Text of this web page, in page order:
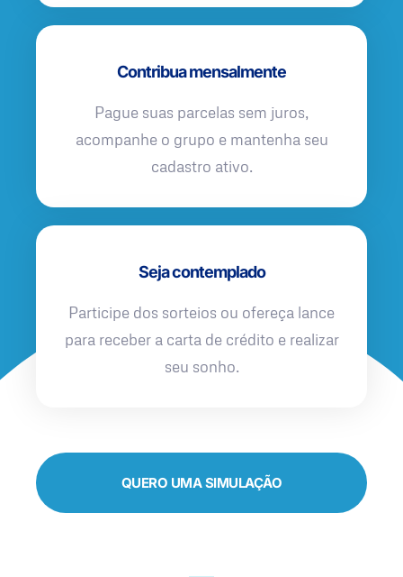
Contribua mensalmente
Pague suas parcelas sem juros,
acompanhe o grupo e mantenha seu
cadastro ativo.
Seja contemplado
Participe dos sorteios ou ofereça lance
para receber a carta de crédito e realizar
seu sonho.
QUERO UMA SIMULAÇÃO